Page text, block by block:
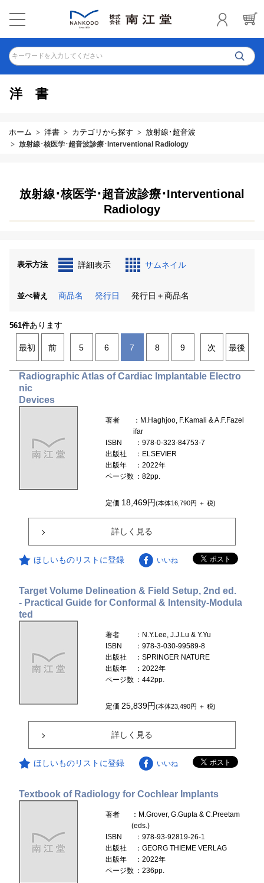
キーワードを入力してください
洋書
ホーム 洋書 カテゴリから探す 放射線･超音波
放射線･核医学･超音波診療･Interventional Radiology
放射線･核医学･超音波診療･Interventional
Radiology
表示方法 詳細表示 サムネイル
並べ替え 商品名 発行日 発行日＋商品名
561件あります
最初 前 5 6 7 8 9 次 最後
Radiographic Atlas of Cardiac Implantable Electro
nic
Devices
著者
：M.Haghjoo, F.Kamali & A.F.Fazel
ifar
ISBN
：978-0-323-84753-7
出版社
：ELSEVIER
出版年
：2022年
ページ数 ：82pp.
定価 18,469円(本体16,790円 ＋ 税)
詳しく見る
ほしいものリストに登録 いいね
Target Volume Delineation & Field Setup, 2nd ed.
- Practical Guide for Conformal & Intensity-Modula
ted
著者
：N.Y.Lee, J.J.Lu & Y.Yu
ISBN
：978-3-030-99589-8
出版社
：SPRINGER NATURE
出版年
：2022年
ページ数 ：442pp.
定価25,839円(本体23,490円 ＋ 税)
詳しく見る
ほしいものリストに登録 いいね
Textbook of Radiology for Cochlear Implants
著者
：M.Grover, G.Gupta & C.Preetam
(eds.)
ISBN
：978-93-92819-26-1
出版社
：GEORG THIEME VERLAG
出版年
：2022年
ページ数 ：236pp.